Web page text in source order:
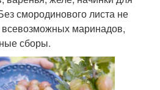
смородинового листа не
маринадов,
сборы.